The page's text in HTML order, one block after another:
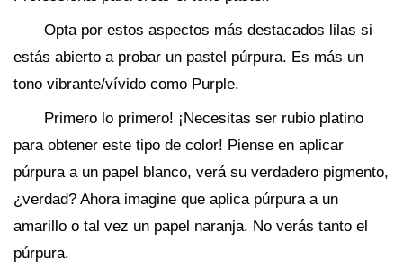
Opta por estos aspectos más destacados lilas si
estás abierto a probar un pastel púrpura. Es más un
tono vibrante/vívido como Purple.
Primero lo primero! ¡Necesitas ser rubio platino
para obtener este tipo de color! Piense en aplicar
púrpura a un papel blanco, verá su verdadero pigmento,
¿verdad? Ahora imagine que aplica púrpura a un
amarillo o tal vez un papel naranja. No verás tanto el
púrpura.